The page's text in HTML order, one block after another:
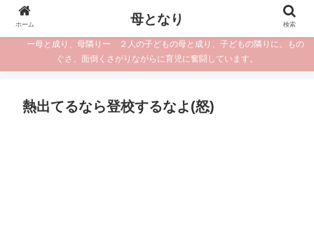
ー母と成り、母隣りー ２人の子どもの母と成り、子どもの隣りに。もの
ぐさ、面倒くさがりながらに育児に奮闘しています。
熱出てるなら登校するなよ(怒)
ホーム 母となり 検索